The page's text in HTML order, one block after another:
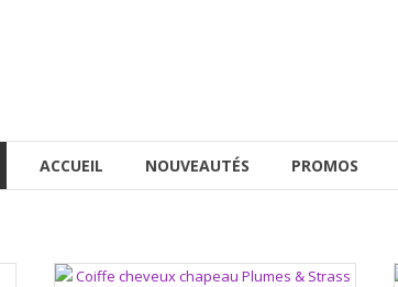
ACCUEIL NOUVEAUTÉS PROMOS